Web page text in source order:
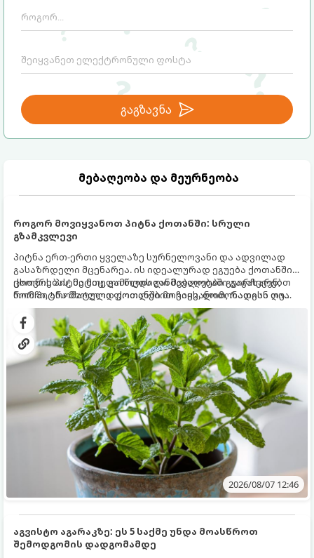
გაგზავნა
მებაღეობა და მეურნეობა
როგორ მოვიყვანოთ პიტნა ქოთანში: სრული
გზამკვლევი
პიტნა ერთ-ერთი ყველაზე სურნელოვანი და ადვილად
გასაზრდელი მცენარეა. ის იდეალურად ეგუება ქოთანში
ცხოვრებას, მეტიც, გამოცდილი მებაღეები გვირჩევენ,
რომ პიტნა მხოლოდ ქოთანში მოვიყვანოთ, რადგან ღია
გრუნტში (ბაღში) დარგვისას ის ფესვებით ძალიან
სწრაფად ვრცელდება და სხვა მცენარეებს ავიწროებს.
ქოთნის პიტნა მთელი წლის განმავლობაში გაგახარებთ
ნორჩი, არომატული ფოთლებით ჩაის, ლიმონათისა თუ
კერძებისთვის.
2026/08/07 12:46
აგვისტო აგარაკზე: ეს 5 საქმე უნდა მოასწროთ
შემოდგომის დადგომამდე